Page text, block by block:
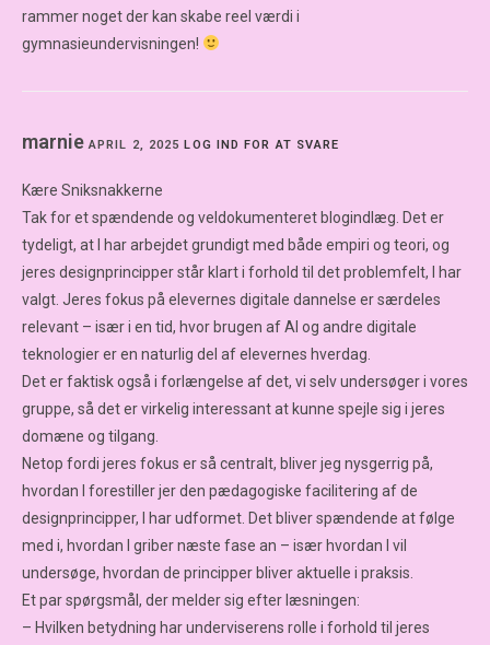
rammer noget der kan skabe reel værdi i
gymnasieundervisningen!
marnie APRIL 2, 2025 LOG IND FOR AT SVARE
Kære Sniksnakkerne
Tak for et spændende og veldokumenteret blogindlæg. Det er
tydeligt, at I har arbejdet grundigt med både empiri og teori, og
jeres designprincipper står klart i forhold til det problemfelt, I har
valgt. Jeres fokus på elevernes digitale dannelse er særdeles
relevant – især i en tid, hvor brugen af AI og andre digitale
teknologier er en naturlig del af elevernes hverdag.
Det er faktisk også i forlængelse af det, vi selv undersøger i vores
gruppe, så det er virkelig interessant at kunne spejle sig i jeres
domæne og tilgang.
Netop fordi jeres fokus er så centralt, bliver jeg nysgerrig på,
hvordan I forestiller jer den pædagogiske facilitering af de
designprincipper, I har udformet. Det bliver spændende at følge
med i, hvordan I griber næste fase an – især hvordan I vil
undersøge, hvordan de principper bliver aktuelle i praksis.
Et par spørgsmål, der melder sig efter læsningen:
– Hvilken betydning har underviserens rolle i forhold til jeres